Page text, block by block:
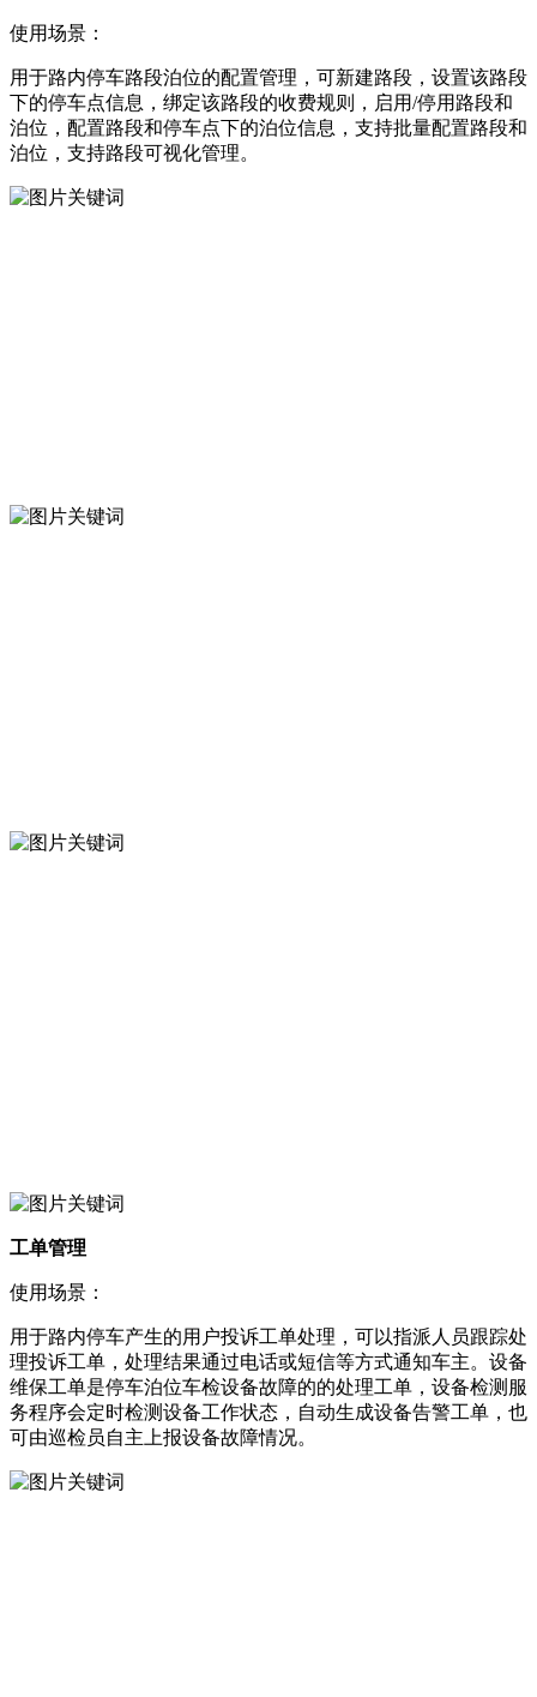
使用场景：
用于路内停车路段泊位的配置管理，可新建路段，设置该路段
下的停车点信息，绑定该路段的收费规则，启用/停用路段和
泊位，配置路段和停车点下的泊位信息，支持批量配置路段和
泊位，支持路段可视化管理。
工单管理
使用场景：
用于路内停车产生的用户投诉工单处理，可以指派人员跟踪处
理投诉工单，处理结果通过电话或短信等方式通知车主。设备
维保工单是停车泊位车检设备故障的的处理工单，设备检测服
务程序会定时检测设备工作状态，自动生成设备告警工单，也
可由巡检员自主上报设备故障情况。